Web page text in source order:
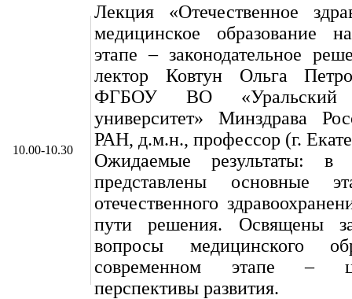
10.00-10.30
Лекция «Отечественное
медицинское образование
этапе – законодательное
лектор Ковтун Ольга
ФГБОУ ВО «Уральский
университет» Минздрава
РАН, д.м.н., профессор (г.
Ожидаемые результаты: в
представлены основные
отечественного
пути решения. Освящены
вопросы медицинского
современном этапе –
перспективы развития.